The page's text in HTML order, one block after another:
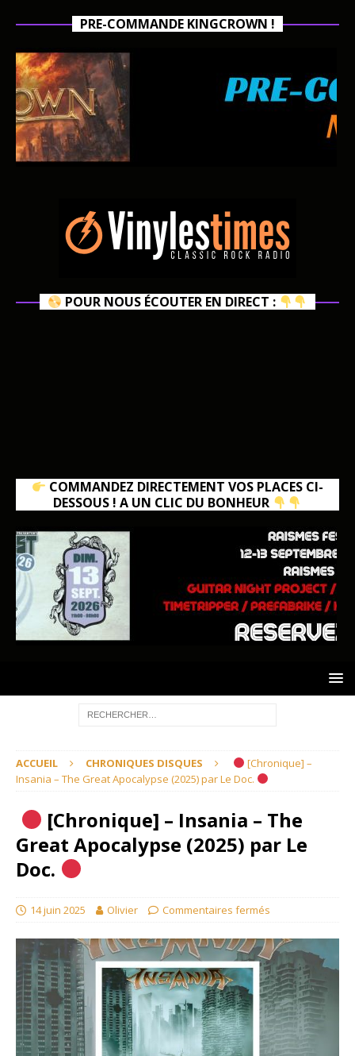
PRE-COMMANDE KINGCROWN !
POUR NOUS ÉCOUTER EN DIRECT :
COMMANDEZ DIRECTEMENT VOS PLACES CI-
DESSOUS ! A UN CLIC DU BONHEUR
ACCUEIL CHRONIQUES DISQUES
[Chronique] –
Insania – The Great Apocalypse (2025) par Le Doc.
[Chronique] – Insania – The
Great Apocalypse (2025) par Le
Doc.
14 juin 2025 Olivier Commentaires fermés